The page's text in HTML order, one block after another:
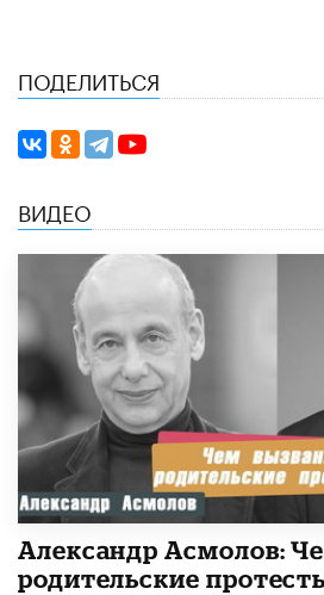
ПОДЕЛИТЬСЯ
ВИДЕО
Александр Асмолов:
родительские